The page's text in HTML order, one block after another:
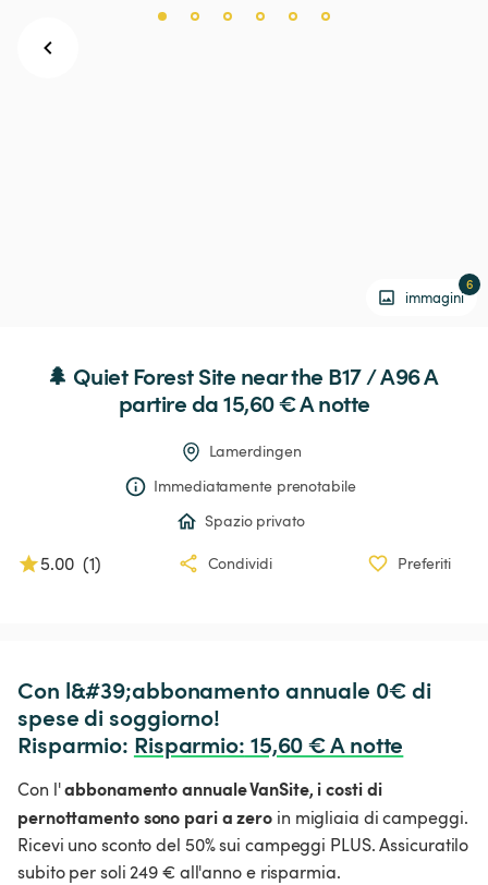
immagini
6
🌲 QuietForestSite nearthe B17 / A96 A
partire da 15,60 € A notte
Lamerdingen
Immediatamente prenotabile
Spazio privato
5.00 (1) Condividi Preferiti
Con l&#39;abbonamento annuale 0€ di
spese di soggiorno!
Risparmio: Risparmio: 15,60 € A notte
Con l'abbonamento annuale VanSite, i costi di
pernottamento sono pari a zero in migliaia di campeggi.
Ricevi uno sconto del 50% sui campeggi PLUS. Assicuratilo
subito per soli 249 € all'anno e risparmia.